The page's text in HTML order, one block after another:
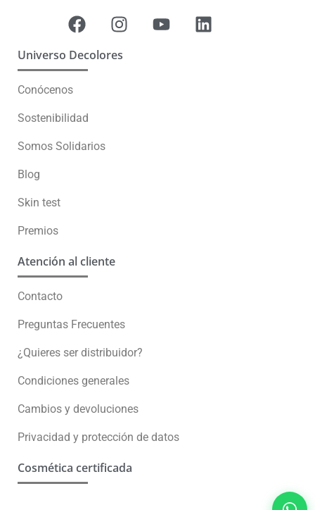
Universo Decolores
Conócenos
Sostenibilidad
Somos Solidarios
Blog
Skin test
Premios
Atención al cliente
Contacto
Preguntas Frecuentes
¿Quieres ser distribuidor?
Condiciones generales
Cambios y devoluciones
Privacidad y protección de datos
Cosmética certificada